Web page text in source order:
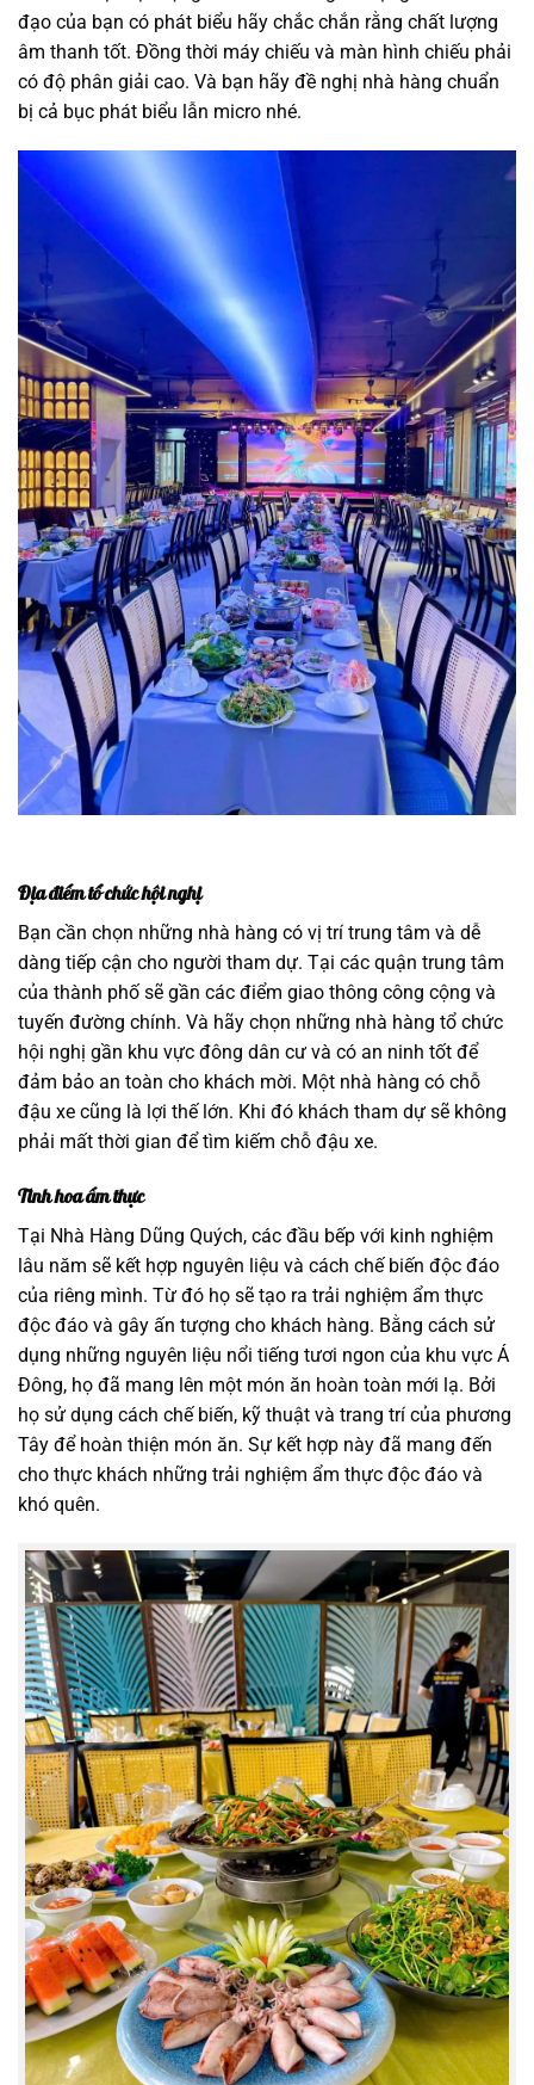
đạo của bạn có phát biểu hãy chắc chắn rằng chất lượng
âm thanh tốt. Đồng thời máy chiếu và màn hình chiếu phải
có độ phân giải cao. Và bạn hãy đề nghị nhà hàng chuẩn
bị cả bục phát biểu lẫn micro nhé.
Địa điểm tổ chức hội nghị
Bạn cần chọn những nhà hàng có vị trí trung tâm và dễ
dàng tiếp cận cho người tham dự. Tại các quận trung tâm
của thành phố sẽ gần các điểm giao thông công cộng và
tuyến đường chính. Và hãy chọn những nhà hàng tổ chức
hội nghị gần khu vực đông dân cư và có an ninh tốt để
đảm bảo an toàn cho khách mời. Một nhà hàng có chỗ
đậu xe cũng là lợi thế lớn. Khi đó khách tham dự sẽ không
phải mất thời gian để tìm kiếm chỗ đậu xe.
Tinh hoa ẩm thực
Tại Nhà Hàng Dũng Quých, các đầu bếp với kinh nghiệm
lâu năm sẽ kết hợp nguyên liệu và cách chế biến độc đáo
của riêng mình. Từ đó họ sẽ tạo ra trải nghiệm ẩm thực
độc đáo và gây ấn tượng cho khách hàng. Bằng cách sử
dụng những nguyên liệu nổi tiếng tươi ngon của khu vực Á
Đông, họ đã mang lên một món ăn hoàn toàn mới lạ. Bởi
họ sử dụng cách chế biến, kỹ thuật và trang trí của phương
Tây để hoàn thiện món ăn. Sự kết hợp này đã mang đến
cho thực khách những trải nghiệm ẩm thực độc đáo và
khó quên.